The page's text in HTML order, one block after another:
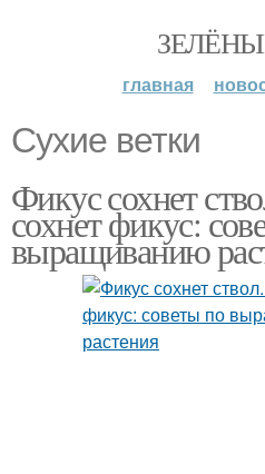
главная
Сухие ветки
Фикус сохнет
сохнет фикус:
выращиванию